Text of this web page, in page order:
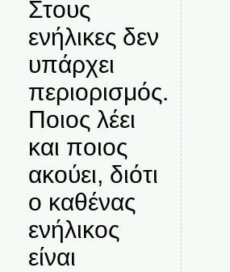
Στους
ενήλικες δεν
υπάρχει
περιορισμός.
Ποιος λέει
και ποιος
ακούει, διότι
ο καθένας
ενήλικος
είναι